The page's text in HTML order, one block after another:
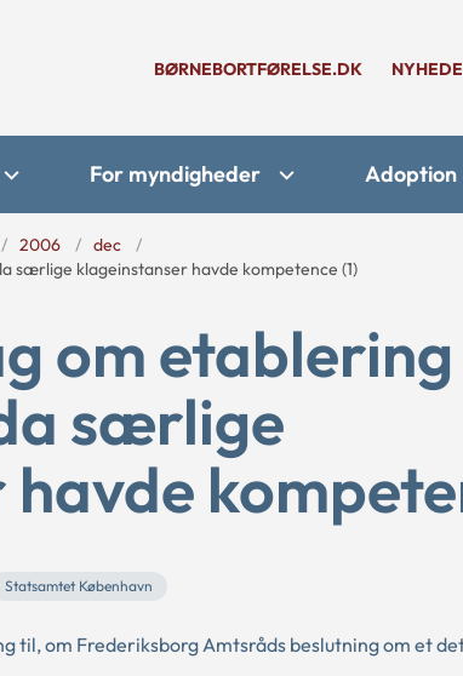
BØRNEBORTFØRELSE.DK
For myndigheder Adoption
2006
dec
særlige klageinstanser havde kompetence (1)
om
særlige
Statsamtet København
til, om Frederiksborg Amtsråds beslutning om et